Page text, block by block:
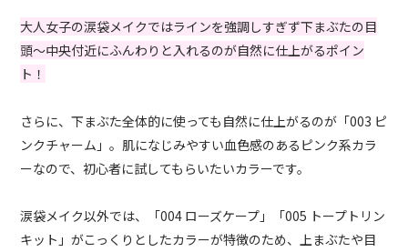
大人女子の涙袋メイクではラインを強調しすぎず下まぶたの目
頭〜中央付近にふんわりと入れるのが自然に仕上がるポイン
ト！
さらに、下まぶた全体的に使っても自然に仕上がるのが「003 ピ
ンクチャーム」。肌になじみやすい血色感のあるピンク系カラ
ーなので、初心者に試してもらいたいカラーです。
涙袋メイク以外では、「004 ローズケープ」「005 トープトリン
キット」がこっくりとしたカラーが特徴のため、上まぶたや目